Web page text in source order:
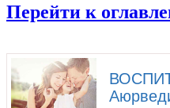
Перейти к